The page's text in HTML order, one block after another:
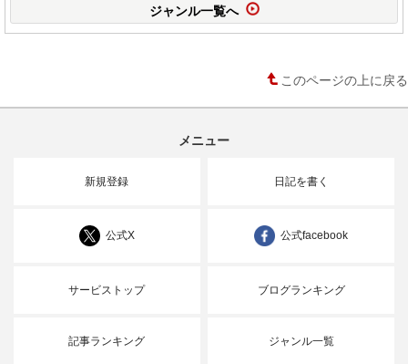
ジャンル一覧へ
このページの上に戻る
メニュー
新規登録 日記を書く
公式X 公式facebook
サービストップ ブログランキング
記事ランキング ジャンル一覧